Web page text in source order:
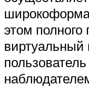
этом полного
виртуальный